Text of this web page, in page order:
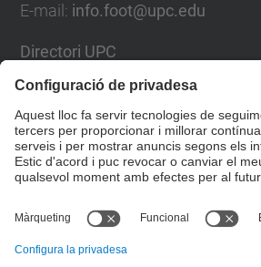
E-mail : info.foot@upc.edu
Directori UPC
Formulari de contacte
Llista Xarxes Socials